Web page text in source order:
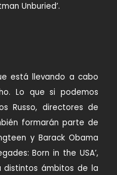
Unburied’.
está llevando a cabo
Lo que si podemos
Russo, directores de
formarán parte de
y Barack Obama
Born in the USA’,
distintos ámbitos de la